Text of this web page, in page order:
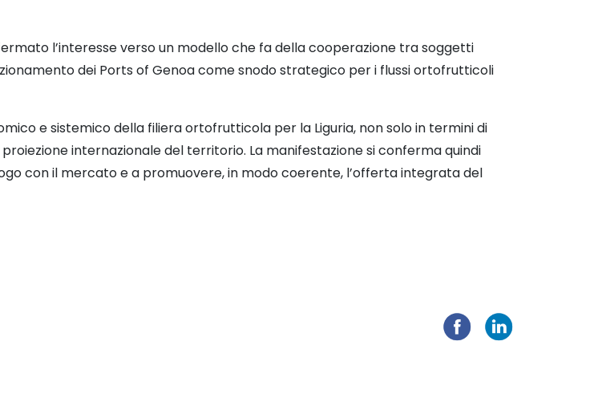
l’interesse verso un modello che fa della cooperazione tra soggetti
dei Ports of Genoa come snodo strategico per i flussi ortofrutticoli
e sistemico della filiera ortofrutticola per la Liguria, non solo in termini di
internazionale del territorio. La manifestazione si conferma quindi
con il mercato e a promuovere, in modo coerente, l’offerta integrata del